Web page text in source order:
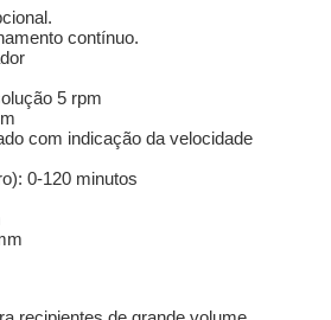
contínuo.
5 rpm
com indicação da velocidade
0-120 minutos